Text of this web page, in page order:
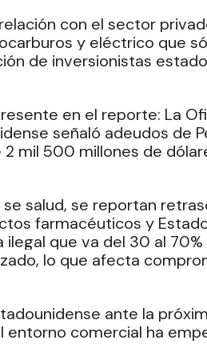
con el sector
y eléctrico que
de inversionistas
en el reporte: La
señaló adeudos de
mil 500 millones de
salud, se reportan
farmacéuticos y
que va del 30 al 70%
lo que afecta
ante la
comercial ha